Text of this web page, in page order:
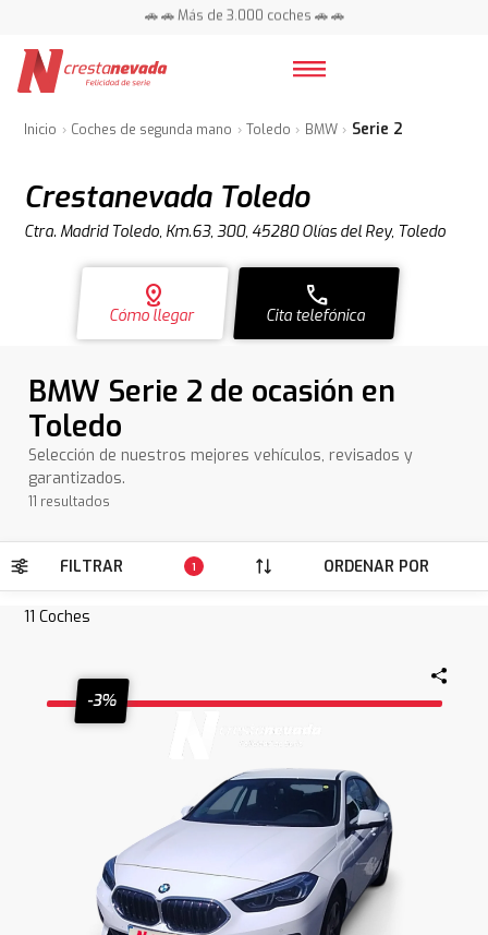
📍 Centros en toda España ⭐
📍 Centros en toda España ⭐
Inicio Coches de segunda mano Toledo BMW Serie 2
Crestanevada Toledo
Ctra. Madrid Toledo, Km.63, 300, 45280 Olías del Rey, Toledo
distance
Cómo llegar
call
Cita telefónica
BMW Serie 2 de ocasión en
Toledo
Selección de nuestros mejores vehículos, revisados y
garantizados.
11 resultados
FILTRAR 1 ORDENAR POR
11 Coches
-3%